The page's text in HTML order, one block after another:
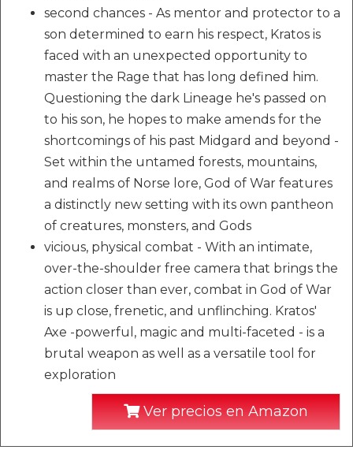
second chances - As mentor and protector to a
son determined to earn his respect, Kratos is
faced with an unexpected opportunity to
master the Rage that has long defined him.
Questioning the dark Lineage he's passed on
to his son, he hopes to make amends for the
shortcomings of his past Midgard and beyond -
Set within the untamed forests, mountains,
and realms of Norse lore, God of War features
a distinctly new setting with its own pantheon
of creatures, monsters, and Gods
vicious, physical combat - With an intimate,
over-the-shoulder free camera that brings the
action closer than ever, combat in God of War
is up close, frenetic, and unflinching. Kratos'
Axe -powerful, magic and multi-faceted - is a
brutal weapon as well as a versatile tool for
exploration
Ver precios en Amazon